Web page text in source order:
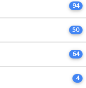
94
50
64
4